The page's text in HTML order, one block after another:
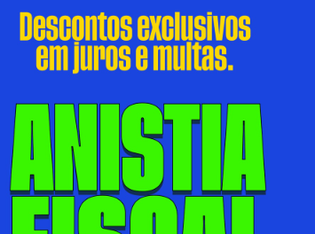
SÃO BENTO, NO SEGUNDO DISTRITO,
RECEBE OS SERVIÇOS DA CARRETA
DOS ESPECIALISTAS E DO GOVERNO
NOS BAIRROS
06/08/2026 00:00
SECRETARIA MUNICIPAL DE SAÚDE
Acessar Notícia